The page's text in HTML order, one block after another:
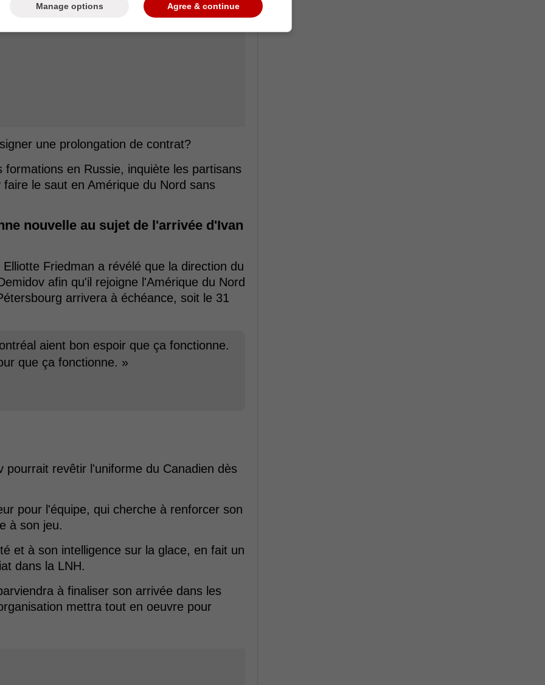
une prolongation de contrat?
en Russie, inquiète les partisans
le saut en Amérique du Nord sans
nouvelle au sujet de l'arrivée d'Ivan
Friedman a révélé que la direction du
afin qu'il rejoigne l'Amérique du Nord
arrivera à échéance, soit le 31
aient bon espoir que ça fonctionne.
que ça fonctionne. »
revêtir l'uniforme du Canadien dès
pour l'équipe, qui cherche à renforcer son
à son jeu.
et à son intelligence sur la glace, en fait un
dans la LNH.
à finaliser son arrivée dans les
mettra tout en oeuvre pour
Agree & continue
Manage options